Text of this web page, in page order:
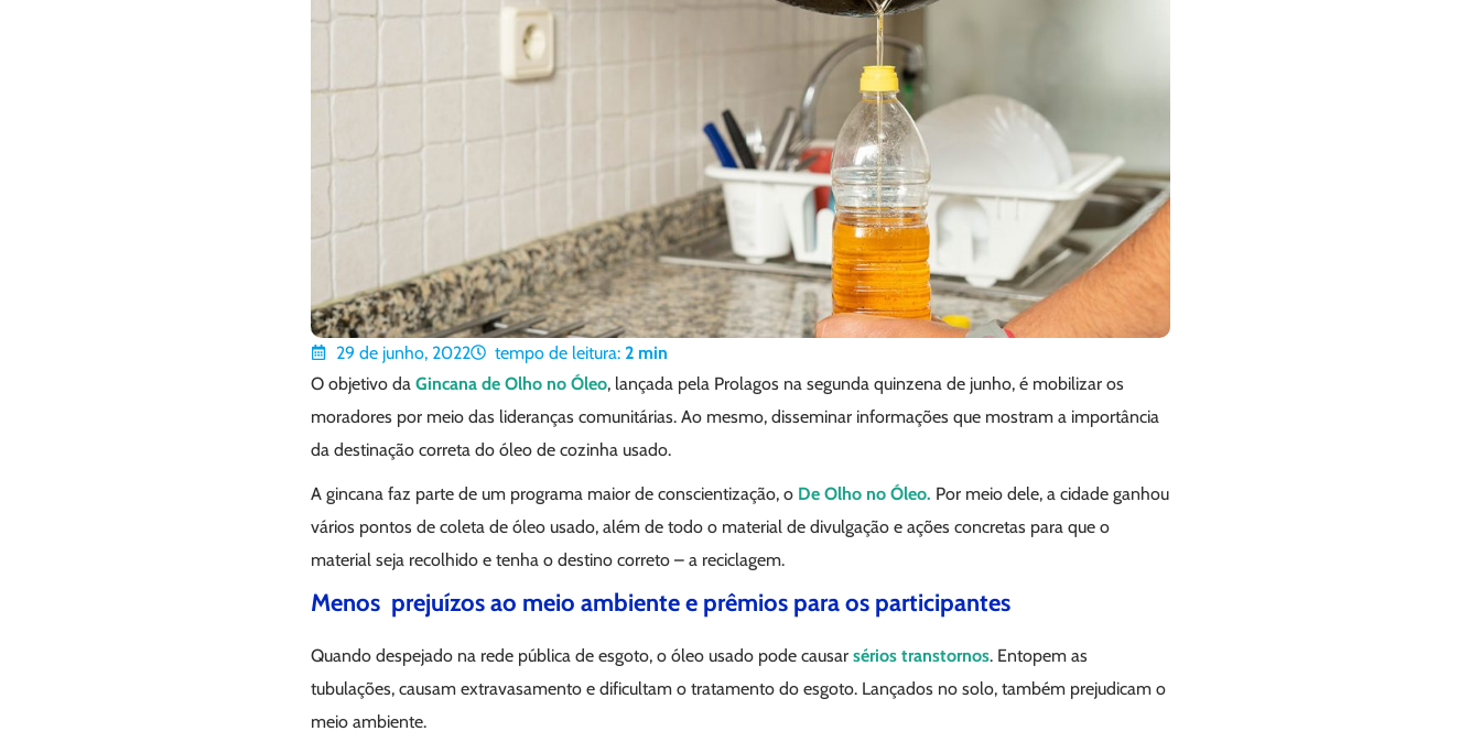
29 de junho, 2022 tempo de leitura: 2 min
O objetivo da Gincana de Olho no Óleo, lançada pela Prolagos na segunda quinzena de junho, é mobilizar os
moradores por meio das lideranças comunitárias. Ao mesmo, disseminar informações que mostram a importância
da destinação correta do óleo de cozinha usado.
A gincana faz parte de um programa maior de conscientização, o De Olho no Óleo. Por meio dele, a cidade ganhou
vários pontos de coleta de óleo usado, além de todo o material de divulgação e ações concretas para que o
material seja recolhido e tenha o destino correto – a reciclagem.
Menos prejuízos ao meio ambiente e prêmios para os participantes
Quando despejado na rede pública de esgoto, o óleo usado pode causar sérios transtornos. Entopem as
tubulações, causam extravasamento e dificultam o tratamento do esgoto. Lançados no solo, também prejudicam o
meio ambiente.